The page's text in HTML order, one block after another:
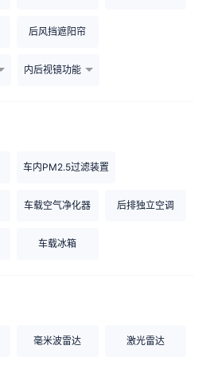
后风挡遮阳帘
内后视镜功能
车内PM2.5过滤装置
车载空气净化器 后排独立空调
车载冰箱
毫米波雷达 激光雷达